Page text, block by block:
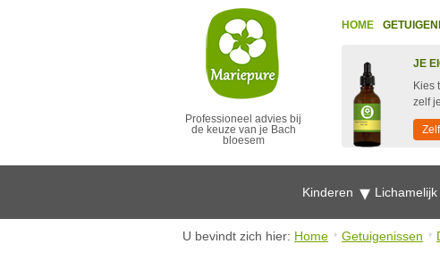
Professioneel advies bij
de keuze van je Bach
bloesem
HOME
JE
Kies
zelf
Kinderen Lichamelijk
U bevindt zich hier: Home Getuigenissen